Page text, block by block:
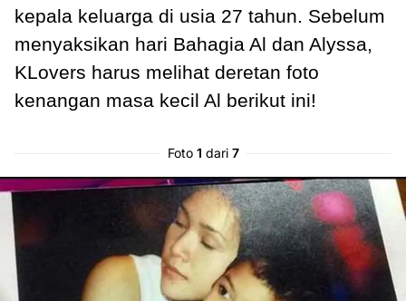
kepala keluarga di usia 27 tahun. Sebelum
menyaksikan hari Bahagia Al dan Alyssa,
KLovers harus melihat deretan foto
kenangan masa kecil Al berikut ini!
Foto 1 dari 7